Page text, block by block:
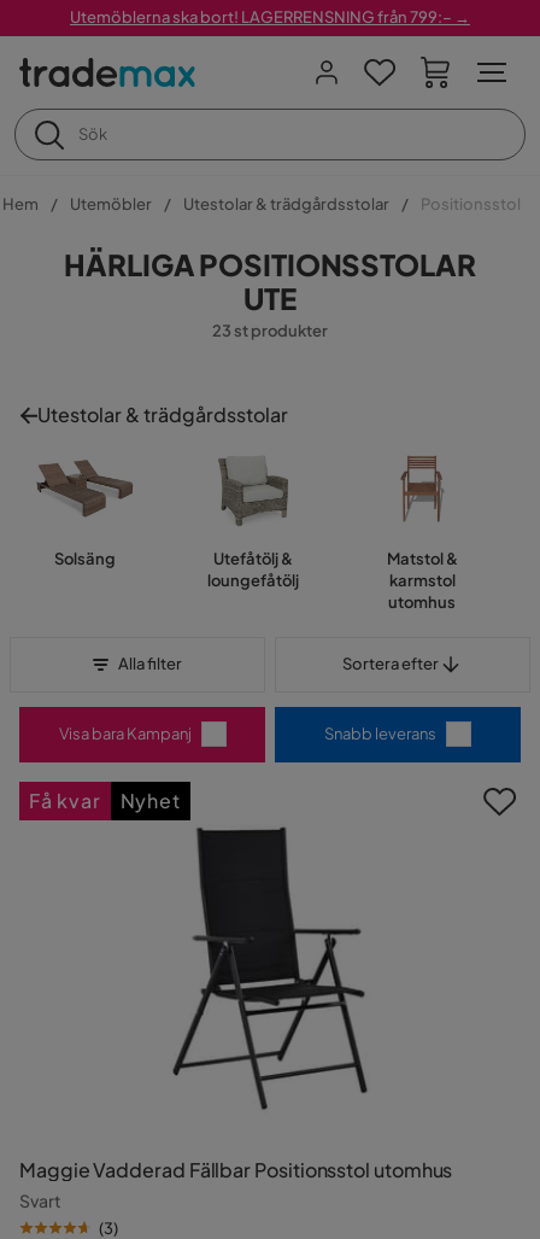
Utemöblerna ska bort! LAGERRENSNING från 799:– →
Hem Utemöbler Utestolar & trädgårdsstolar Positionsstol
HÄRLIGA POSITIONSSTOLAR
UTE
23 st produkter
Utestolar & trädgårdsstolar
Solsäng
Utefåtölj &
loungefåtölj
Matstol &
karmstol
utomhus
Alla filter Sortera efter
Visa bara Kampanj Snabb leverans
Maggie Vadderad Fällbar Positionsstol utomhus
Svart
(3)
Få kvar Nyhet